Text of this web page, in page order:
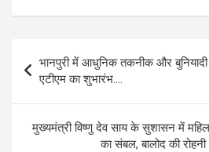
ce
b
o
o
k
se
g
er
at
A
p
p
e
gr
a
m
navigation
भानपुरी में आधुनिक तकनीक और
एटीएम का शुभारंभ….
मुख्यमंत्री विष्णु देव साय के सुशासन में
का संबल, बालोद की रोहनी